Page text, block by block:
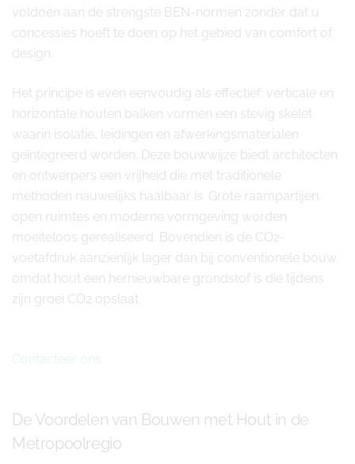
voldoen aan de strengste BEN-normen zonder dat u
concessies hoeft te doen op het gebied van comfort of
design.
Het principe is even eenvoudig als effectief: verticale en
horizontale houten balken vormen een stevig skelet
waarin isolatie, leidingen en afwerkingsmaterialen
geïntegreerd worden. Deze bouwwijze biedt architecten
en ontwerpers een vrijheid die met traditionele
methoden nauwelijks haalbaar is. Grote raampartijen,
open ruimtes en moderne vormgeving worden
moeiteloos gerealiseerd. Bovendien is de CO2-
voetafdruk aanzienlijk lager dan bij conventionele bouw,
omdat hout een hernieuwbare grondstof is die tijdens
zijn groei CO2 opslaat.
Contacteer ons
De Voordelen van Bouwen met Hout in de
Metropoolregio